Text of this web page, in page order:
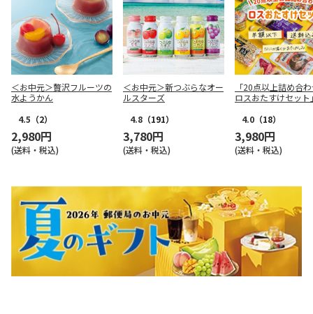
＜お中元＞贅沢フルーツの
水ようかん
4.5 （2）
2,980円
(送料・税込)
＜お中元＞新つぶらなオー
ルスターズ
4.8 （191）
3,780円
(送料・税込)
「20点以上詰め合
ロスおたすけセット
4.0 （18）
3,980円
(送料・税込)